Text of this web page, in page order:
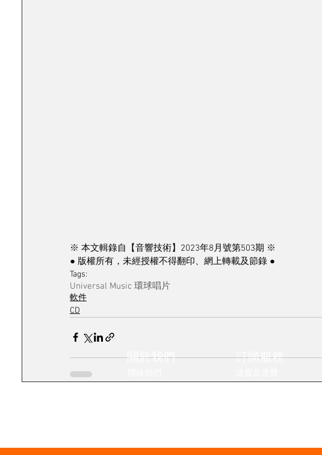
※ 本文輯錄自【音響技術】2023年8月號第503期 ※
● 版權所有，未經授權不得翻印、網上轉載及節錄 ●
Tags:
Universal Music 環球唱片
軟件
CD
關於我們 訂購服務